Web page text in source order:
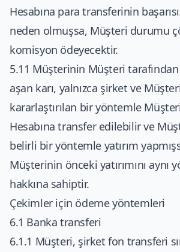
Hesabına para transferinin
neden olmuşsa, Müşteri durumu
komisyon ödeyecektir.
5.11 Müşterinin Müşteri tarafından
aşan karı, yalnızca şirket ve
kararlaştırılan bir yöntemle
Hesabına transfer edilebilir ve
belirli bir yöntemle yatırım
Müşterinin önceki yatırımını aynı
hakkına sahiptir.
Çekimler için ödeme yöntemleri
6.1 Banka transferi
6.1.1 Müşteri, şirket fon transferi